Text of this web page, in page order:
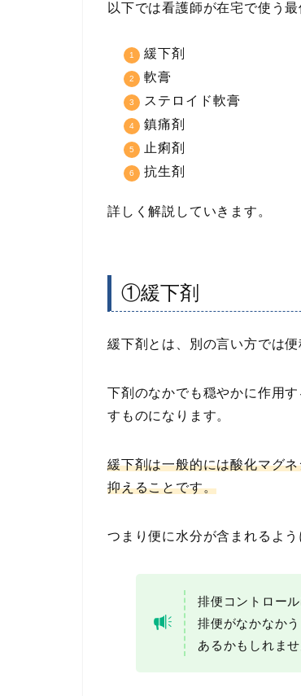
以下では看護師が在宅で使う
緩下剤
軟膏
ステロイド軟膏
鎮痛剤
止痢剤
抗生剤
詳しく解説していきます。
①緩下剤
緩下剤とは、別の言い方では便
下剤のなかでも穏やかに作用
すものになります。
緩下剤は一般的には酸化マグ
抑えることです。
つまり便に水分が含まれるよ
排便コントロー
排便がなかなか
あるかもしれませ